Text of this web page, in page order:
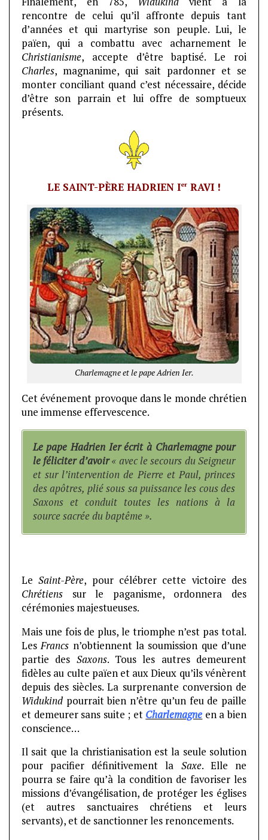
rencontre de celui qu’il affronte depuis tant
d’années et qui martyrise son peuple. Lui, le
païen, qui a combattu avec acharnement le
Christianisme, accepte d’être baptisé. Le roi
Charles, magnanime, qui sait pardonner et se
monter conciliant quand c’est nécessaire, décide
d’être son parrain et lui offre de somptueux
présents.
LE SAINT-PÈRE HADRIEN Ier RAVI !
Charlemagne et le pape Adrien Ier.
Cet événement provoque dans le monde chrétien
une immense effervescence.
Le pape Hadrien Ier écrit à Charlemagne pour
le féliciter d’avoir« avec le secours du Seigneur
et sur l’intervention de Pierre et Paul, princes
des apôtres, plié sous sa puissance les cous des
Saxons et conduit toutes les nations à la
source sacrée du baptême ».
LeSaint-Père, pour célébrer cette victoire des
Chrétiens sur le paganisme, ordonnera des
cérémonies majestueuses.
Mais une fois de plus, le triomphe n’est pas total.
LesFrancs n’obtiennent la soumission que d’une
partie des Saxons. Tous les autres demeurent
fidèles au culte païen et aux Dieux qu’ils vénèrent
depuis des siècles. La surprenante conversion de
Widukind pourrait bien n’être qu’un feu de paille
et demeurer sans suite ; et Charlemagne en a bien
conscience…
Il sait que la christianisation est la seule solution
pour pacifier définitivement la Saxe. Elle ne
pourra se faire qu’à la condition de favoriser les
missions d’évangélisation, de protéger les églises
(et autres sanctuaires chrétiens et leurs
servants), et de sanctionner les renoncements.